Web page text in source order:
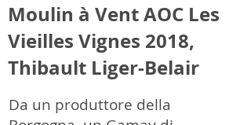
Moulin à Vent AOC Les
Vieilles Vignes 2018,
Thibault Liger-Belair
Da un produttore della